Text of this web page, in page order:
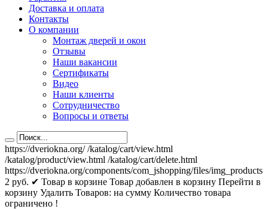
Доставка и оплата
Контакты
О компании
Монтаж дверей и окон
Отзывы
Наши вакансии
Сертификаты
Видео
Наши клиенты
Сотрудничество
Вопросы и ответы
https://dveriokna.org/ /katalog/cart/view.html
/katalog/product/view.html /katalog/cart/delete.html
https://dveriokna.org/components/com_jshopping/files/img_products
2 руб. ✔ Товар в корзине Товар добавлен в корзину Перейти в
корзину Удалить Товаров: на сумму Количество товара
ограничено !